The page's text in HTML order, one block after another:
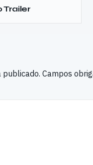
Trailer
publicado. Campos